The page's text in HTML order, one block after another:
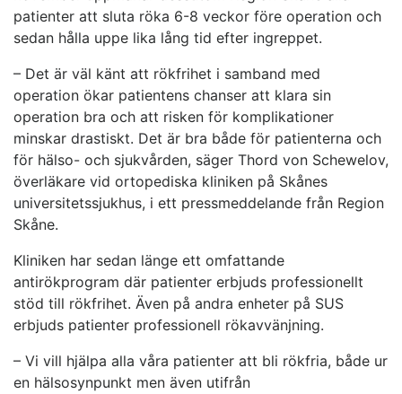
patienter att sluta röka 6-8 veckor före operation och
sedan hålla uppe lika lång tid efter ingreppet.
– Det är väl känt att rökfrihet i samband med
operation ökar patientens chanser att klara sin
operation bra och att risken för komplikationer
minskar drastiskt. Det är bra både för patienterna och
för hälso- och sjukvården, säger Thord von Schewelov,
överläkare vid ortopediska kliniken på Skånes
universitetssjukhus, i ett pressmeddelande från Region
Skåne.
Kliniken har sedan länge ett omfattande
antirökprogram där patienter erbjuds professionellt
stöd till rökfrihet. Även på andra enheter på SUS
erbjuds patienter professionell rökavvänjning.
– Vi vill hjälpa alla våra patienter att bli rökfria, både ur
en hälsosynpunkt men även utifrån